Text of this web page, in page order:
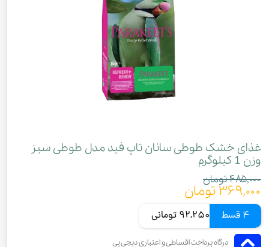
غذای خشک طوطی سانان تاپ فید مدل طوطی سبز
وزن 1 کیلوگرم
۴۸۵,۰۰۰ تومان
۳۶۹,۰۰۰ تومان
4 قسط 92,250 تومانی